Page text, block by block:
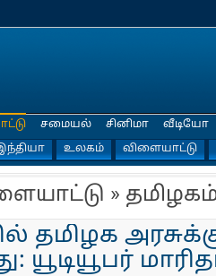
உலகம் விளையாட்டு
சமையல் சினிமா வீடியோ
»
தமிழக
யூடியூபர்